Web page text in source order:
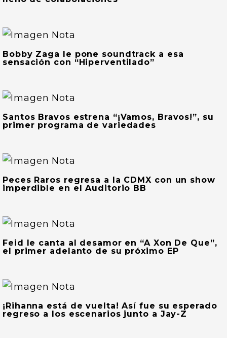
Bobby Zaga le pone soundtrack a esa
sensación con “Hiperventilado”
Santos Bravos estrena “¡Vamos, Bravos!”, su
primer programa de variedades
Peces Raros regresa a la CDMX con un show
imperdible en el Auditorio BB
Feid le canta al desamor en “A Xon De Que”,
el primer adelanto de su próximo EP
¡Rihanna está de vuelta! Así fue su esperado
regreso a los escenarios junto a Jay-Z